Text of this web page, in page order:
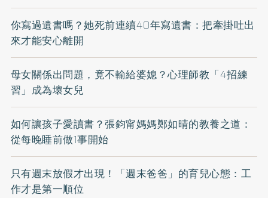
你寫過遺書嗎？她死前連續40年寫遺書：把牽掛吐出
來才能安心離開
母女關係出問題，竟不輸給婆媳？心理師教「4招練
習」成為壞女兒
如何讓孩子愛讀書？張鈞甯媽媽鄭如晴的教養之道：
從每晚睡前做1事開始
只有週末放假才出現！「週末爸爸」的育兒心態：工
作才是第一順位